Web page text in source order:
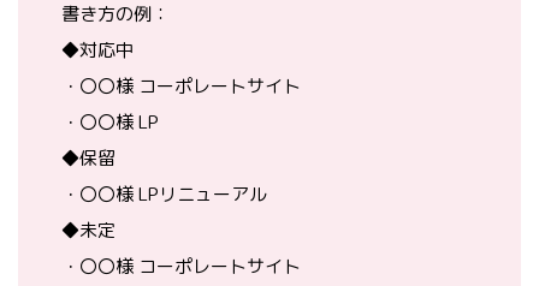
書き方の例：
◆対応中
・〇〇様 コーポレートサイト
・〇〇様 LP
◆保留
・〇〇様 LPリニューアル
◆未定
・〇〇様 コーポレートサイト